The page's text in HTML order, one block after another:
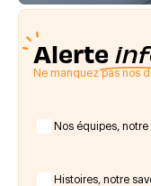
Alerte
Ne manquez pas nos
Nos équipes, notre
Histoires, notre